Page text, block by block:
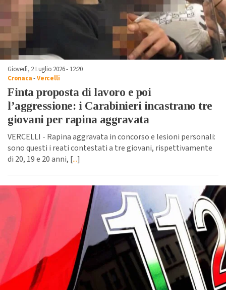
Giovedì, 2 Luglio 2026 - 12:20
Cronaca-Vercelli
Finta proposta di lavoro e poi
l’aggressione: i Carabinieri incastrano tre
giovani per rapina aggravata
VERCELLI - Rapina aggravata in concorso e lesioni personali:
sono questi i reati contestati a tre giovani, rispettivamente
di 20, 19 e 20 anni, [...]